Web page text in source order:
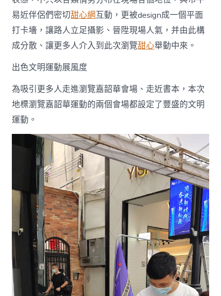
易近伴侶們密切甜心網互動，更被design成一個平面
打卡墻，讓路人立足攝影、晉陞現場人氣，并由此構
成分散、讓更多人介入到此次瀏覽甜心舉動中來。
出色文明運動展風度
為吸引更多人走進瀏覽嘉韶華會場、走近書本，本次
地標瀏覽嘉韶華運動的兩個會場都設定了豐盛的文明
運動。